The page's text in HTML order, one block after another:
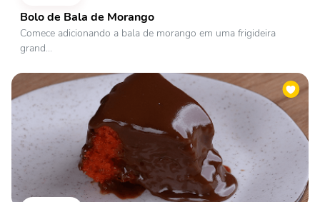
Bolo de Bala de Morango
Comece adicionando a bala de morango em uma frigideira
grand...